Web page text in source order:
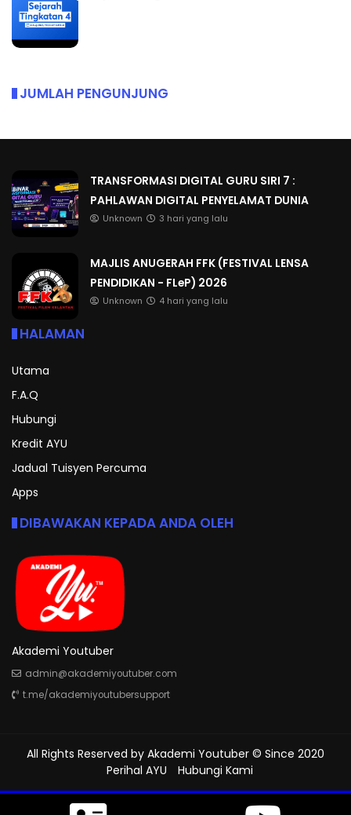
JUMLAH PENGUNJUNG
TRANSFORMASI DIGITAL GURU SIRI 7 :
PAHLAWAN DIGITAL PENYELAMAT DUNIA
Unknown 3 hari yang lalu
MAJLIS ANUGERAH FFK (FESTIVAL LENSA
PENDIDIKAN - FLeP) 2026
Unknown 4 hari yang lalu
HALAMAN
Utama
F.A.Q
Hubungi
Kredit AYU
Jadual Tuisyen Percuma
Apps
DIBAWAKAN KEPADA ANDA OLEH
Akademi Youtuber
admin@akademiyoutuber.com
t.me/akademiyoutubersupport
All Rights Reserved by Akademi Youtuber © Since 2020
Perihal AYU
Hubungi Kami